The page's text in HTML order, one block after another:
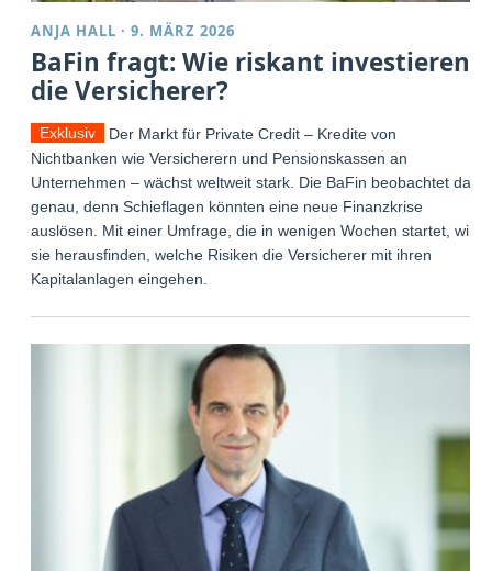
ANJA HALL ·9. MÄRZ 2026
BaFin fragt: Wie riskant investieren
die Versicherer?
Exklusiv
Der Markt für Private Credit – Kredite von
Nichtbanken wie Versicherern und Pensionskassen an
Unternehmen – wächst weltweit stark. Die BaFin beobachtet das
genau, denn Schieflagen könnten eine neue Finanzkrise
auslösen. Mit einer Umfrage, die in wenigen Wochen startet, will
sie herausfinden, welche Risiken die Versicherer mit ihren
Kapitalanlagen eingehen.